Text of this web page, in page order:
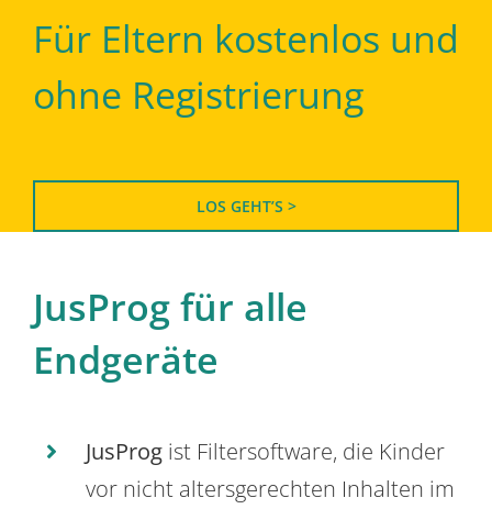
Für Eltern kostenlos und
ohne Registrierung
LOS GEHT’S >
JusProg für alle
Endgeräte
JusProg ist Filtersoftware, die Kinder
vor nicht altersgerechten Inhalten im